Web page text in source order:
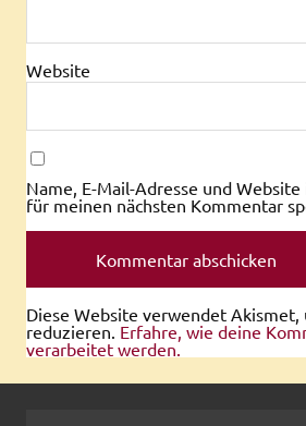
Website
Name, E-Mail-Adresse und
für meinen nächsten Kommentar
Diese Website verwendet Akismet,
reduzieren. Erfahre, wie deine
verarbeitet werden.